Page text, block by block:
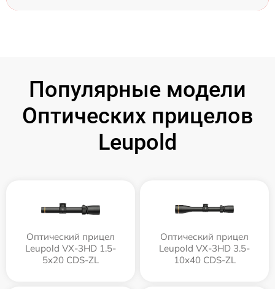
Популярные модели
Оптических прицелов
Leupold
Оптический прицел
Leupold VX-3HD 1.5-
5x20 CDS-ZL
Оптический прицел
Leupold VX-3HD 3.5-
10x40 CDS-ZL